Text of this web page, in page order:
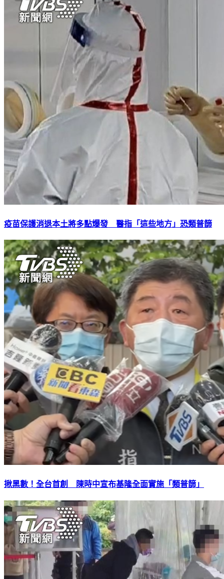
疫苗保護消退本土將多點爆發 醫指「這些地方」恐類普篩
揪黑數！全台首創 陳時中宣布基隆全面實施「類普篩」